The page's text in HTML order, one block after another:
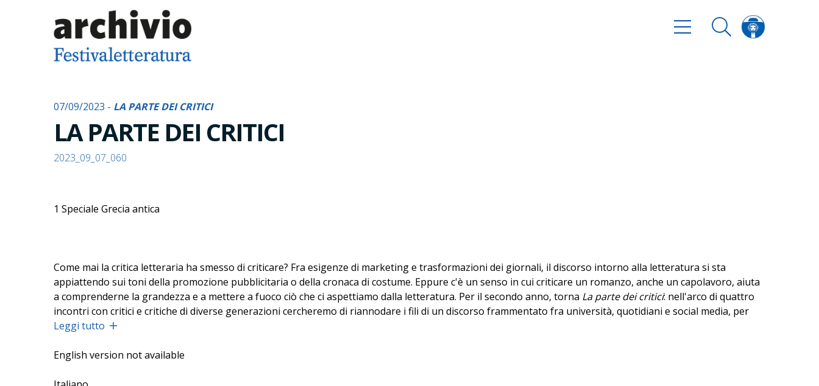
07/09/2023 - LA PARTE DEI CRITICI
LA PARTE DEI CRITICI
2023_09_07_060
1 Speciale Grecia antica
Come mai la critica letteraria ha smesso di criticare? Fra esigenze di marketing e trasformazioni dei giornali, il discorso intorno alla letteratura si sta
appiattendo sui toni della promozione pubblicitaria o della cronaca di costume. Eppure c'è un senso in cui criticare un romanzo, anche un capolavoro, aiuta
a comprenderne la grandezza e a mettere a fuoco ciò che ci aspettiamo dalla letteratura. Per il secondo anno, torna La parte dei critici: nell'arco di quattro
incontri con critici e critiche di diverse generazioni cercheremo di riannodare i fili di un discorso frammentato fra università, quotidiani e social media, per
offrire un'immagine più ricca e complessa di opere giustamente celebrate. Parlare male di un grande autore è in fondo un modo di parlarne bene. Insieme a
Leggi tutto
English version not available